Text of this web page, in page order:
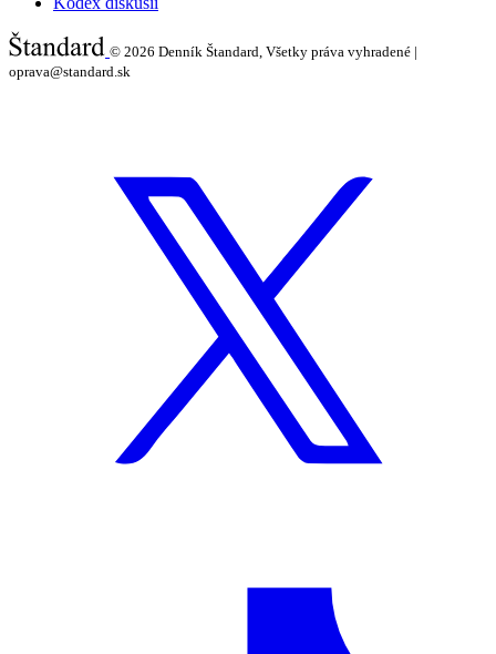
© 2026 Denník Štandard, Všetky práva vyhradené |
oprava@standard.sk